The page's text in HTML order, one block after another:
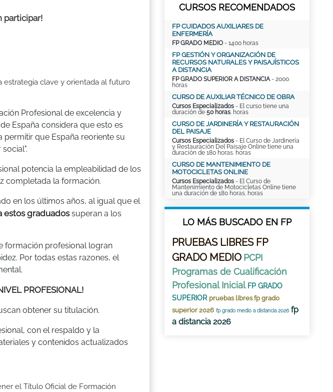
participar!
estrategia clave y orientada al futuro
Profesional de excelencia y
España considera que esto es
que España reoriente su
potencia la empleabilidad de los
completada la formación.
en los últimos años, al igual que el
estos graduadossuperan a los
formación profesional logran
Por todas estas razones, el
PROFESIONAL!
obtener su titulación.
con el respaldo y la
y contenidos actualizados
el Título Oficial de Formación
CURSOS RECOMENDADOS
FP CUIDADOS AUXILIARES DE
ENFERMERÍA
FP GRADO MEDIO - 1400 horas
FP GESTIÓN Y ORGANIZACIÓN DE
RECURSOS NATURALES Y PAISAJÍSTICOS
A DISTANCIA
FP GRADO SUPERIOR A DISTANCIA- 2000
horas
CURSO DE AUXILIAR TÉCNICO DE OBRA
Cursos Especializados - El curso tiene una
duración de 50 horas. horas
CURSO DE JARDINERÍA Y RESTAURACIÓN
DEL PAISAJE
Cursos Especializados - El Curso de Jardinería
y Restauración Del Paisaje Online tiene una
duración de 180 horas. horas
CURSO DE MANTENIMIENTO DE
MOTOCICLETAS ONLINE
Cursos Especializados - El Curso de
Mantenimiento de Motocicletas Online tiene
una duración de 180 horas. horas
LO MÁS BUSCADO EN FP
PRUEBAS LIBRES FP
GRADO MEDIO PCPI
Programas de Cualificación
Profesional Inicial FP GRADO
SUPERIOR pruebas libres fp grado
superior 2026 fp grado medio a distancia 2026 fp
a distancia 2026